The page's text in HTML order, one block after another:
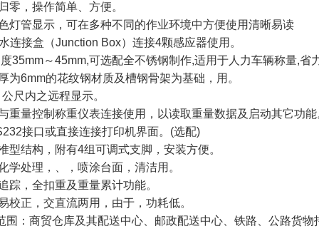
零，操作简单、方便。
灯管显示，可在多种不同的作业环境中方便使用清晰易读
连接盒（Junction Box）连接4颗感应器使用。
35mm～45mm,可选配全不锈钢制作,适用于人力车辆称量,省
为6mm的花纹钢材质及槽钢骨架为基础，用。
公尺内之远程显示。
重量控制称重仪表连接使用，以读取重量数据及启动其它功能
接口或直接连接打印机界面。 (选配)
型结构，附有4组可调式支脚，安装方便。
学处理，、，喷涂台面，清洁用。
踪，全扣重及重量累计功能。
校正，交直流两用，由于，功耗低。
围：商贸仓库及其配送中心、邮政配送中心、铁路、公路货